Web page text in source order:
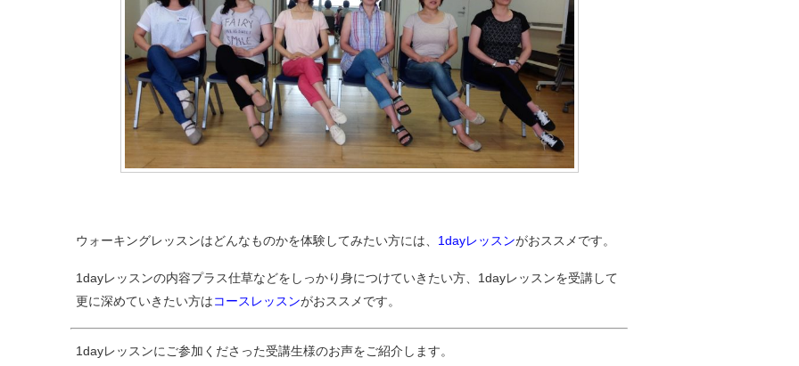
ウォーキングレッスンはどんなものかを体験してみたい方には、 1dayレッスンがおススメです。
1dayレッスンの内容プラス仕草などをしっかり身につけていきたい方、1dayレッスンを受講して
更に深めていきたい方はコースレッスンがおススメです。
1dayレッスンにご参加くださった受講生様のお声をご紹介します。